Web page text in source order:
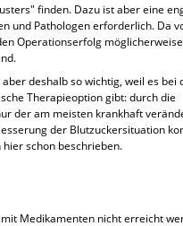
finden. Dazu ist aber eine
und Pathologen erforderlich. Da
Operationserfolg möglicherweise
deshalb so wichtig, weil es bei
Therapieoption gibt: durch die
der am meisten krankhaft
der Blutzuckersituation
schon beschrieben.
Medikamenten nicht erreicht